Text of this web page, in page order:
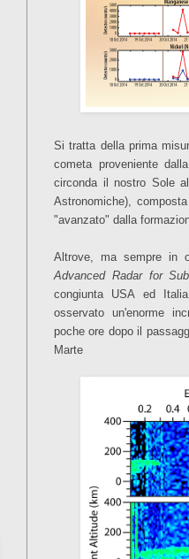
Si tratta della prima
cometa proveniente
circonda il nostro Sole
Astronomiche),
"avanzato" dalla
Altrove, ma sempre in
Advanced Radar for
congiunta USA ed
osservato un'enorme
poche ore dopo il
Marte